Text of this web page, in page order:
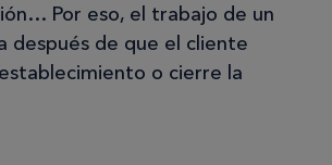
Por eso, el trabajo de un
después de que el cliente
o cierre la